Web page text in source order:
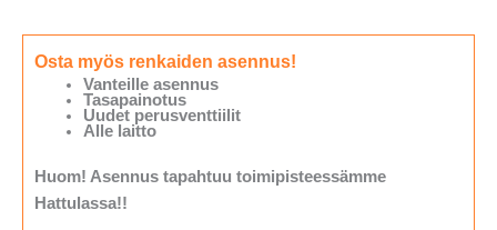
Osta myös renkaiden asennus!
Vanteille asennus
Tasapainotus
Uudet perusventtiilit
Alle laitto
Huom! Asennus tapahtuu toimipisteessämme
Hattulassa!!